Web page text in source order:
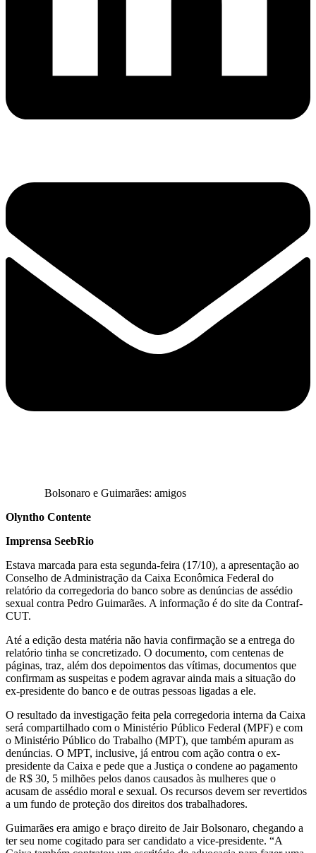
Bolsonaro e Guimarães: amigos
Olyntho Contente
Imprensa SeebRio
Estava marcada para esta segunda-feira (17/10), a apresentação ao
Conselho de Administração da Caixa Econômica Federal do
relatório da corregedoria do banco sobre as denúncias de assédio
sexual contra Pedro Guimarães. A informação é do site da Contraf-
CUT.
Até a edição desta matéria não havia confirmação se a entrega do
relatório tinha se concretizado. O documento, com centenas de
páginas, traz, além dos depoimentos das vítimas, documentos que
confirmam as suspeitas e podem agravar ainda mais a situação do
ex-presidente do banco e de outras pessoas ligadas a ele.
O resultado da investigação feita pela corregedoria interna da Caixa
será compartilhado com o Ministério Público Federal (MPF) e com
o Ministério Público do Trabalho (MPT), que também apuram as
denúncias. O MPT, inclusive, já entrou com ação contra o ex-
presidente da Caixa e pede que a Justiça o condene ao pagamento
de R$ 30, 5 milhões pelos danos causados às mulheres que o
acusam de assédio moral e sexual. Os recursos devem ser revertidos
a um fundo de proteção dos direitos dos trabalhadores.
Guimarães era amigo e braço direito de Jair Bolsonaro, chegando a
ter seu nome cogitado para ser candidato a vice-presidente. “A